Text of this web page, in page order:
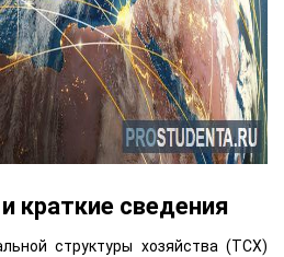
краткие сведения
структуры хозяйства (ТСХ)